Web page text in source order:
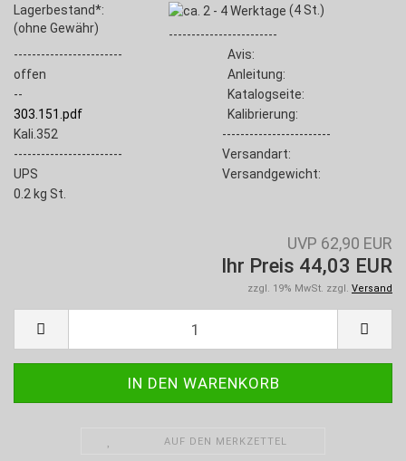
Lagerbestand*:
(ohne Gewähr)
(4 St.)
------------------------
------------------------
Avis:
offen
Anleitung:
--
Katalogseite:
303.151.pdf
Kalibrierung:
Kali.352
------------------------
------------------------
Versandart:
UPS
Versandgewicht:
0.2 kg St.
UVP 62,90 EUR
Ihr Preis 44,03 EUR
zzgl. 19% MwSt. zzgl. Versand
AUF DEN MERKZETTEL